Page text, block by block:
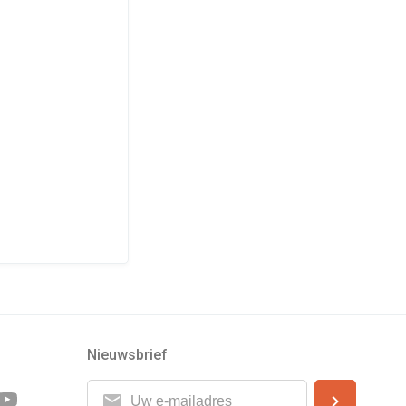
Nieuwsbrief